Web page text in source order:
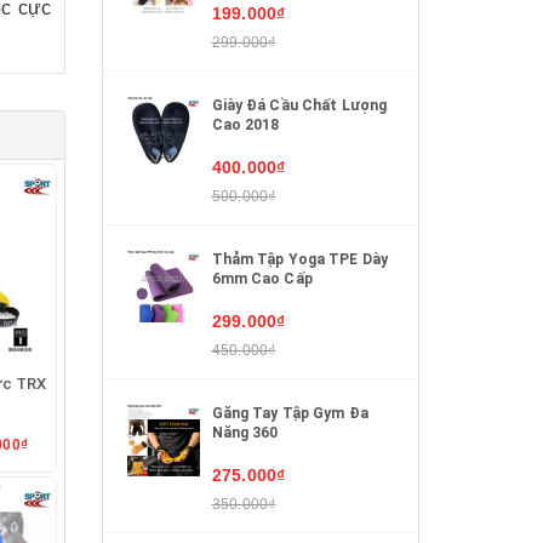
cực
đã
tình
độ
TRX
199.000₫
299.000₫
Giày Đá Cầu Chất Lượng
Cao 2018
400.000₫
500.000₫
Thảm Tập Yoga TPE Dày
6mm Cao Cấp
299.000₫
450.000₫
Găng Tay Tập Gym Đa
Năng 360
275.000₫
350.000₫